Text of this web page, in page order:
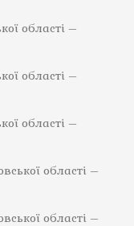
області –
області –
області –
області –
області –